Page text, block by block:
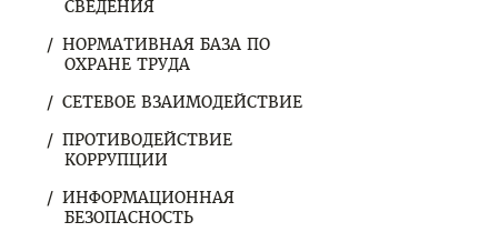
СВЕДЕНИЯ
НОРМАТИВНАЯ БАЗА ПО
ОХРАНЕ ТРУДА
СЕТЕВОЕ ВЗАИМОДЕЙСТВИЕ
ПРОТИВОДЕЙСТВИЕ
КОРРУПЦИИ
ИНФОРМАЦИОННАЯ
БЕЗОПАСНОСТЬ